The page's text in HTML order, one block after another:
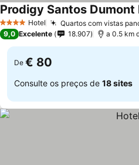
4 EstrelasHotel Quartos com vistas
Prodigy Santos Dumont
9,0 Excelente 18.907
De € 80
Consulte os preços de 18 sites